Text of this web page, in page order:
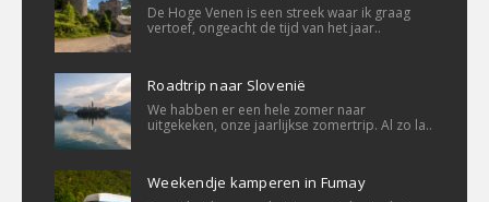
De Hoge Venen is een streek waar ik graag
vertoef, ongeacht de tijd van het jaar..
Roadtrip naar Slovenië
We habben er een hele zomer naar
uitgekeken, onze jaarlijkse zomertrip. Al zo la..
Weekendje kamperen in Fumay